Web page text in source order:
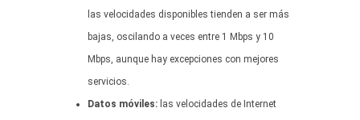
las velocidades disponibles tienden a ser más
bajas, oscilando a veces entre 1 Mbps y 10
Mbps, aunque hay excepciones con mejores
servicios.
Datos móviles: las velocidades de Internet